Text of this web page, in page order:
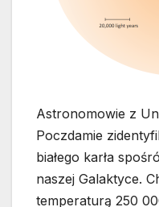
Astronomowie z
Poczdamie
białego karła
naszej Galaktyce.
temperaturą 250